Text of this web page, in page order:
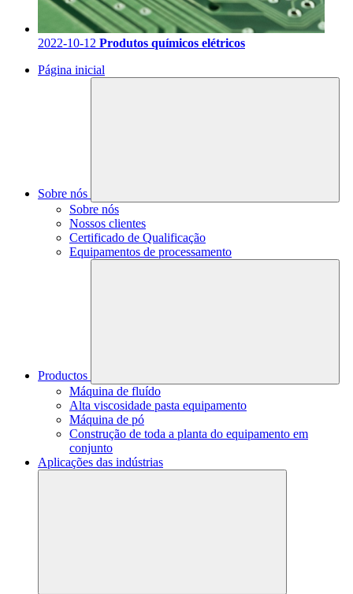
2022-10-12 Produtos químicos elétricos
Página inicial
Sobre nós
Sobre nós
Nossos clientes
Certificado de Qualificação
Equipamentos de processamento
Productos
Máquina de fluído
Alta viscosidade pasta equipamento
Máquina de pó
Construção de toda a planta do equipamento em
conjunto
Aplicações das indústrias